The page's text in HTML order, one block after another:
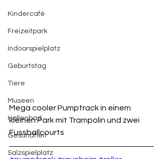
Kindercafé
Freizeitpark
Indoorspielplatz
Geburtstag
Tiere
Museen
Hallenbad
Gesundheit
Salzspielplatz
Mega cooler Pumptrack in einem
kleinen Park mit Trampolin und zwei
Fussballcourts